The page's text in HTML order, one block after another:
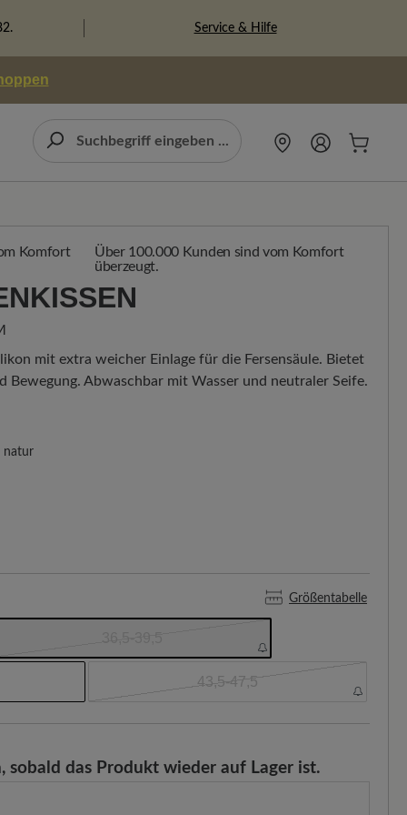
Service & Hilfe
Über 100.000 Kunden sind vom Komfort
überzeugt.
mit extra weicher Einlage für die Fersensäule. Bietet
Bewegung. Abwaschbar mit Wasser und neutraler Seife.
natur
Größentabelle
43,5-47,5
sobald das Produkt wieder auf Lager ist.